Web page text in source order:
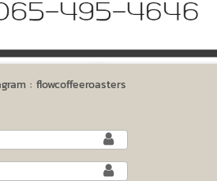
: flowcoffeeroasters